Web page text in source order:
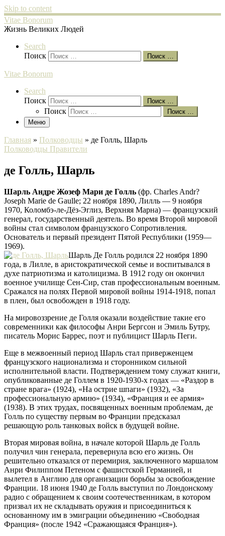
Skip to content
Vitae Bonorum
Жизнь Великих Людей
Search
Поиск
Поиск …
Vitae Bonorum
Search
Поиск
Поиск …
Поиск
Поиск …
Меню
Главная » Полководцы » де Голль, Шарль
Полководцы Правители
де Голль, Шарль
Шарль Андре Жозеф Мари де Голль (фр. Charles Andr?
Joseph Marie de Gaulle; 22 ноября 1890, Лилль — 9 ноября
1970, Коломбэ-ле-Дёз-Эглиз, Верхняя Марна) — французский
генерал, государственный деятель. Во время Второй мировой
войны стал символом французского Сопротивления.
Основатель и первый президент Пятой Республики (1959—
1969).
Шарль Де Голль родился 22 ноября 1890
года, в Лилле, в аристократической семье и воспитывался в
духе патриотизма и католицизма. В 1912 году он окончил
военное училище Сен-Сир, став профессиональным военным.
Сражался на полях Первой мировой войны 1914-1918, попал
в плен, был освобожден в 1918 году.
На мировоззрение де Голля оказали воздействие такие его
современники как философы Анри Бергсон и Эмиль Бутру,
писатель Морис Баррес, поэт и публицист Шарль Пеги.
Еще в межвоенный период Шарль стал приверженцем
французского национализма и сторонником сильной
исполнительной власти. Подтверждением тому служат книги,
опубликованные де Голлем в 1920-1930-х годах — «Раздор в
стране врага» (1924), «На острие шпаги» (1932), «За
профессиональную армию» (1934), «Франция и ее армия»
(1938). В этих трудах, посвященных военным проблемам, де
Голль по существу первым во Франции предсказал
решающую роль танковых войск в будущей войне.
Вторая мировая война, в начале которой Шарль де Голль
получил чин генерала, перевернула всю его жизнь. Он
решительно отказался от перемирия, заключенного маршалом
Анри Филиппом Петеном с фашистской Германией, и
вылетел в Англию для организации борьбы за освобождение
Франции. 18 июня 1940 де Голль выступил по Лондонскому
радио с обращением к своим соотечественникам, в котором
призвал их не складывать оружия и присоединиться к
основанному им в эмиграции объединению «Свободная
Франция» (после 1942 «Сражающаяся Франция»).